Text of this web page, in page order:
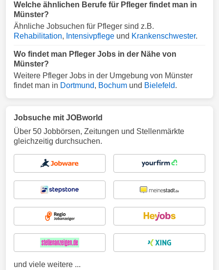
Welche ähnlichen Berufe für Pfleger findet man in
Münster?
Ähnliche Jobsuchen für Pfleger sind z.B.
Rehabilitation, Intensivpflege und Krankenschwester.
Wo findet man Pfleger Jobs in der Nähe von
Münster?
Weitere Pfleger Jobs in der Umgebung von Münster
findet man in Dortmund, Bochum und Bielefeld.
Jobsuche mit JOBworld
Über 50 Jobbörsen, Zeitungen und Stellenmärkte
gleichzeitig durchsuchen.
und viele weitere ...